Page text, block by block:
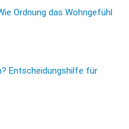
Ordnung das Wohngefühl
Entscheidungshilfe für